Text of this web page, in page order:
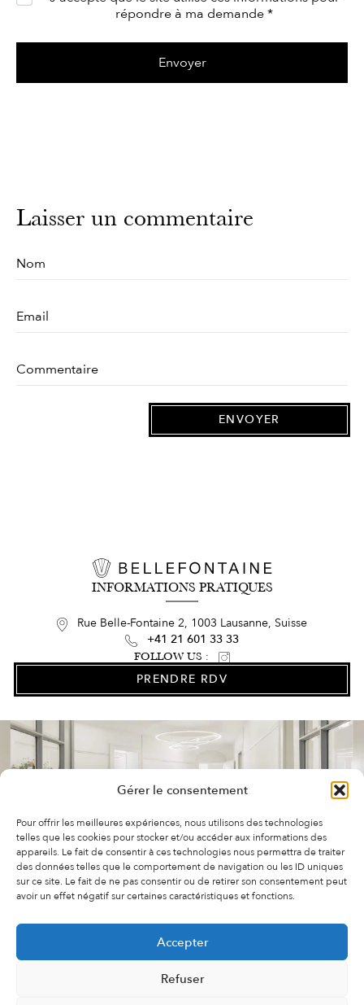
Gérer le consentement
Pour offrir les meilleures expériences, nous utilisons des technologies
telles que les cookies pour stocker et/ou accéder aux informations des
appareils. Le fait de consentir à ces technologies nous permettra de traiter
des données telles que le comportement de navigation ou les ID uniques
sur ce site. Le fait de ne pas consentir ou de retirer son consentement peut
avoir un effet négatif sur certaines caractéristiques et fonctions.
Accepter
Refuser
répondre à ma demande*
Laisser un commentaire
INFORMATIONS PRATIQUES
Rue Belle-Fontaine 2, 1003 Lausanne, Suisse
+41 21 601 33 33
FOLLOW US :
PRENDRE RDV
VIDÉOS
POLITIQUE DE COOKIES (UE)
EMPLOI